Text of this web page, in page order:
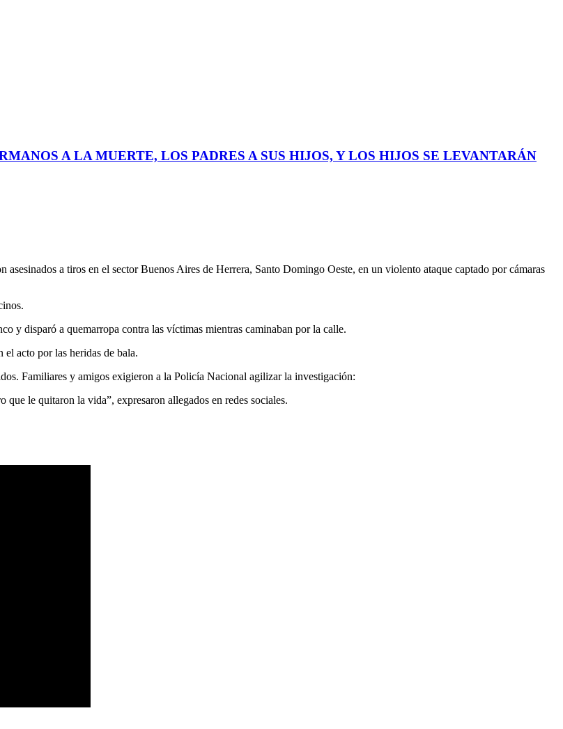
A LA MUERTE, LOS PADRES A SUS HIJOS, Y LOS HIJOS SE LEVANTARÁN
a tiros en el sector Buenos Aires de Herrera, Santo Domingo Oeste, en un violento ataque captado por cámaras
y disparó a quemarropa contra las víctimas mientras caminaban por la calle.
acto por las heridas de bala.
Familiares y amigos exigieron a la Policía Nacional agilizar la investigación:
le quitaron la vida”, expresaron allegados en redes sociales.